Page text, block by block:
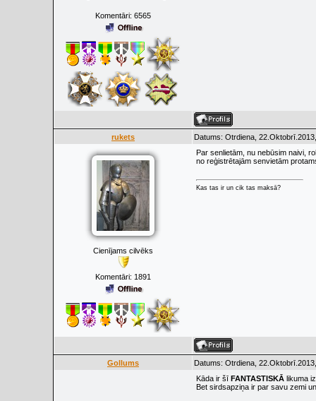
Komentāri: 6565
rukets Datums: Otrdiena,
Cienījams cilvēks
Komentāri: 1891
Par senlietām, nu nebūsim naivi,
no reģistrētajām senvietām
Kas tas ir un cik tas maksā?
Gollums
Datums: Otrdiena,
Kāda ir šī FANTASTISKĀ likuma
Bet sirdsapziņa ir par savu zemi